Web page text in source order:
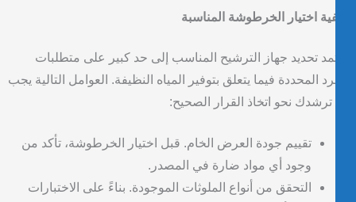
اختيار الخرطوشة المناسبة
تحديد جهاز الترشيح المناسب إلى حد كبير على متطلبات
المحددة فيما يتعلق بتوفير المياه النظيفة. العوامل التالية يجب
نحو اتخاذ القرار الصحيح:
تقييم جودة العرض الخام. قبل اختيار الخرطوشة، تأكد من
وجود أي مواد ضارة في المصدر.
التحقق من أنواع الملوثات الموجودة. بناءً على الاختبارات